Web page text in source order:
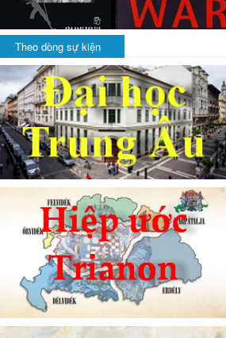
Theo dòng sự kiện